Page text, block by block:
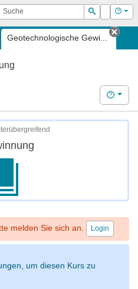
Suche
Suchen
Login Hilfe
Geotechnologische Gewi...
Tab
Hilfe
melden Sie sich an. Login
um diesen Kurs zu